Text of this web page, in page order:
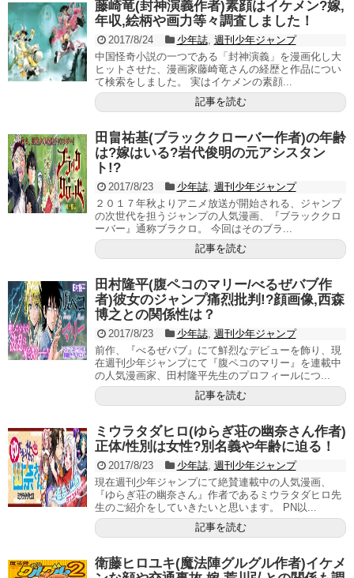
藤崎竜(封神演義作者)素顔はイケメン?嫁,
年収,絵柄や画力等々調査しました！
2017/8/24 少年誌, 週刊少年ジャンプ
中国怪奇小説の一つである「封神演義」を漫画化し大
ヒットさせた、漫画家藤崎竜さんの経歴と作品につい
て検索をしました。 実はイケメンの素顔...
記事を読む
田畠祐基(ブラッククローバー作者)の年齢
は?嫁はいる?岩代俊明の元アシスタン
ト!?
2017/8/23 少年誌, 週刊少年ジャンプ
２０１７年秋よりアニメ放送が開始される、ジャンプ
の次世代を担うジャンプの人気漫画、『ブラッククロ
ーバー』通称ブラクロ。 今回はそのブラ...
記事を読む
田村隆平(腹ペコのマリー/べるぜバブ作
者)彼女のジャンプ痛烈批判!?顔画像,西森
博之との関係性は？
2017/8/23 少年誌, 週刊少年ジャンプ
前作、『べるぜバブ』にて鮮烈なデビューを飾り、現
在週刊少年ジャンプにて『腹ペコのマリー』を連載中
の人気漫画家、田村隆平先生のプロフィールにつ...
記事を読む
ミウラタダヒロ(ゆらぎ荘の幽奈さん作者)
正体/性別は女性?別名義や年齢に迫る！
2017/8/23 少年誌, 週刊少年ジャンプ
現在週刊少年ジャンプにて絶賛連載中の人気漫画、
『ゆらぎ荘の幽奈さん』作者であるミウラタダヒロ先
生のご紹介をしていきたいと思います。 PN以...
記事を読む
衛藤ヒロユキ(魔法陣グルグル作者)イケメ